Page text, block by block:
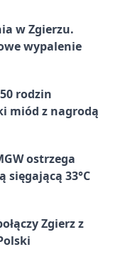
w Zgierzu.
wypalenie
rodzin
miód z nagrodą
ostrzega
sięgającą 33°C
Zgierz z